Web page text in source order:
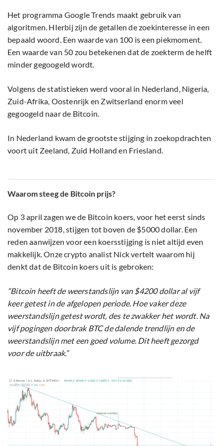
Het programma Google Trends maakt gebruik van
algoritmen. HIerbij zijn de getallen de zoekinteresse in een
bepaald woord. Een waarde van 100 is een piekmoment.
Een waarde van 50 zou betekenen dat de zoekterm de helft
minder gegoogeld wordt.
Volgens de statistieken werd vooral in Nederland, Nigeria,
Zuid-Afrika, Oostenrijk en Zwitserland enorm veel
gegoogeld naar de Bitcoin.
In Nederland kwam de grootste stijging in zoekopdrachten
voort uit Zeeland, Zuid Holland en Friesland.
Waarom steeg de Bitcoin prijs?
Op 3 april zagen we de Bitcoin koers, voor het eerst sinds
november 2018, stijgen tot boven de $5000 dollar. Een
reden aanwijzen voor een koersstijging is niet altijd even
makkelijk. Onze crypto analist Nick vertelt waarom hij
denkt dat de Bitcoin koers uit is gebroken:
“Bitcoin heeft de weerstandslijn van $4200 dollar al vijf
keer getest in de afgelopen periode. Hoe vaker deze
weerstandslijn getest wordt, des te zwakker het wordt. Na
vijf pogingen doorbrak BTC de dalende trendlijn en de
weerstandslijn met een goed volume. Dit heeft gezorgd
voor de uitbraak.”